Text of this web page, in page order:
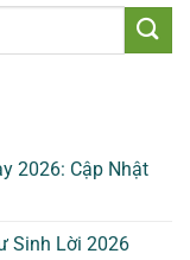
2026: Cập Nhật
Sinh Lời 2026